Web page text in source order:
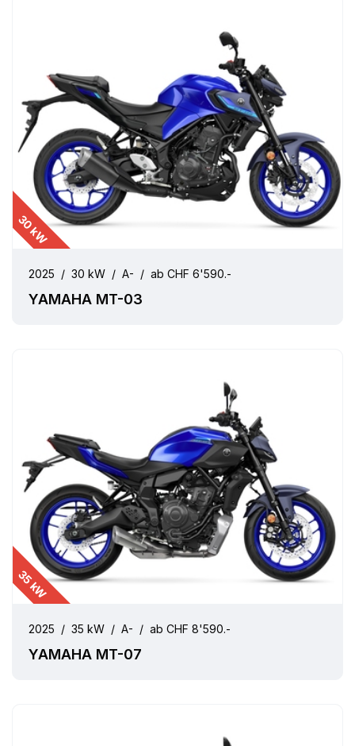
30 kW
2025 / 30 kW / A- / ab CHF 6'590.-
YAMAHA MT-03
35 kW
2025 / 35 kW / A- / ab CHF 8'590.-
YAMAHA MT-07